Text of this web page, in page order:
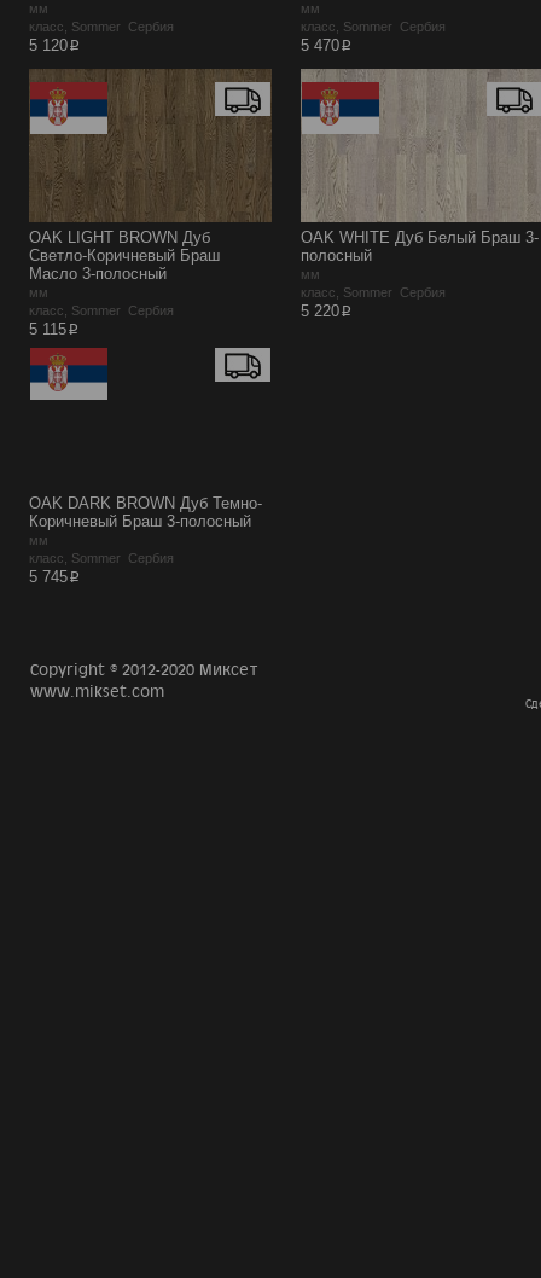
мм
класс, Sommer Сербия
5 120p
мм
класс, Sommer Сербия
5 470p
OAK LIGHT BROWN Дуб
Светло-Коричневый Браш
Масло 3-полосный
мм
класс, Sommer Сербия
5 115p
OAK WHITE Дуб Белый Браш 3-
полосный
мм
класс, Sommer Сербия
5 220p
OAK DARK BROWN Дуб Темно-
Коричневый Браш 3-полосный
мм
класс, Sommer Сербия
5 745p
Copyright © 2012-2020 Миксет
www.mikset.com